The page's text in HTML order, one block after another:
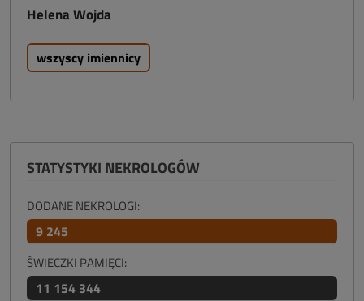
Helena Wojda
wszyscy imiennicy
STATYSTYKI NEKROLOGÓW
DODANE NEKROLOGI:
9 245
ŚWIECZKI PAMIĘCI:
11 154 344